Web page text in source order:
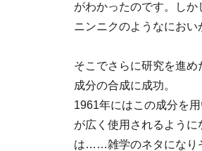
がわかったのです。し
ニンニクのようなにおい
そこでさらに研究を進
成分の合成に成功。
1961年にはこの成分を
が広く使用されるよう
は……雑学のネタになり